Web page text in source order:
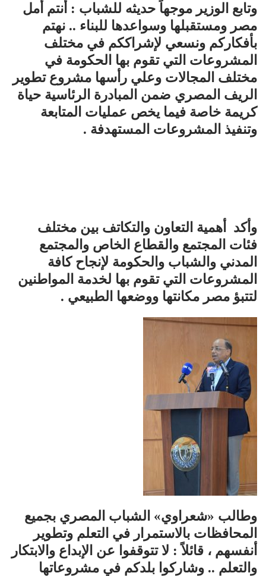
وتابع الوزير موجهاً حديثه للشباب : أنتم أمل
مصر ومستقبلها وسواعدها للبناء .. نهتم
بأفكاركم ونسعي لإشراككم في مختلف
المشروعات التي تقوم بها الحكومة في
مختلف المجالات وعلي رأسها مشروع تطوير
الريف المصري ضمن المبادرة الرئاسية حياة
كريمة خاصة فيما يخص عمليات المتابعة
وتنفيذ المشروعات المستهدفة .
وأكد أهمية التعاون والتكاتف بين مختلف
فئات المجتمع والقطاع الخاص والمجتمع
المدني والشباب والحكومة لإنجاح كافة
المشروعات التي تقوم بها لخدمة المواطنين
لتتبؤ مصر مكانتها ووضعها الطبيعي .
وطالب «شعراوي» الشباب المصري بجميع
المحافظات بالاستمرار في التعلم وتطوير
أنفسهم ، قائلاً : لا تتوقفوا عن الإبداع والابتكار
والتعلم .. وشاركوا بلدكم في مشروعاتها